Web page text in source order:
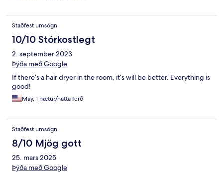
Staðfest umsögn
10/10 Stórkostlegt
2. september 2023
Þýða með Google
If there’s a hair dryer in the room, it’s will be better. Everything is
good!
May, 1 nætur/nátta ferð
Staðfest umsögn
8/10 Mjög gott
25. mars 2025
Þýða með Google